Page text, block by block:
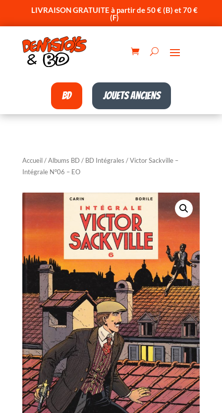
LIVRAISON GRATUITE à partir de 50 € (B) et 70 €
(F)
BD Jouets anciens
Accueil/Albums BD / BD Intégrales / Victor Sackville –
Intégrale N°06 – EO